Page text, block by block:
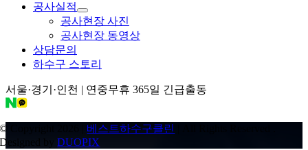
공사실적
공사현장 사진
공사현장 동영상
상담문의
하수구 스토리
서울·경기·인천 | 연중무휴 365일 긴급출동
© Copyright 2026 | 베스트하수구클린
Designed byDUOPIX